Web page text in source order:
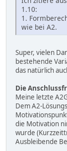
1.10:
1.
wie bei A2.
Super, vielen
bestehende
das natürlich
Die
Meine letzte
Dem A2-
die Motivation
wurde
Ausbleibende